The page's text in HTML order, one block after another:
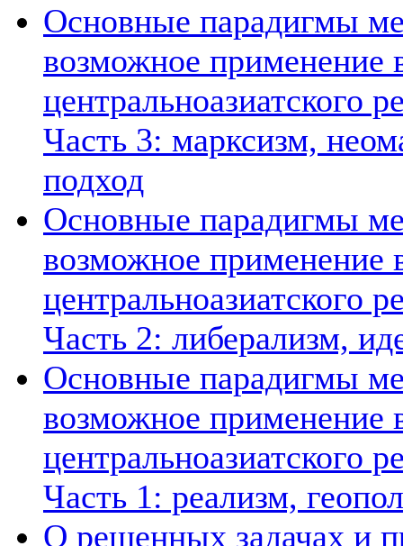
Основные парадигмы
возможное применение
центральноазиатского
Часть 3: марксизм,
подход
Основные парадигмы
возможное применение
центральноазиатского
Часть 2: либерализм,
Основные парадигмы
возможное применение
центральноазиатского
Часть 1: реализм,
О решенных задачах и